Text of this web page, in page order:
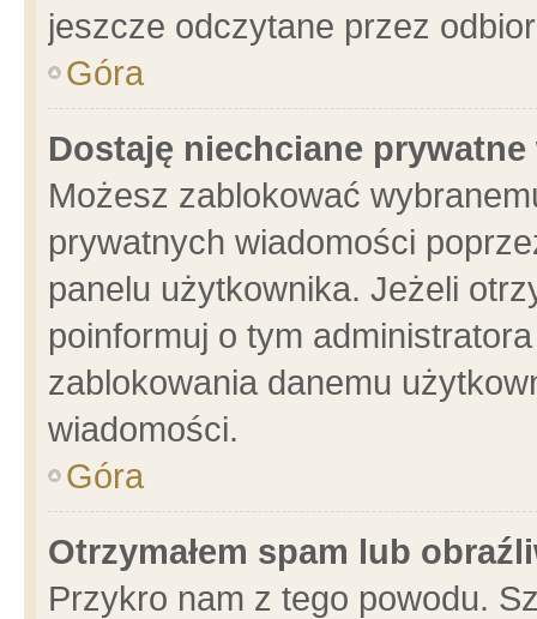
jeszcze odczytane przez
Góra
Dostaję niechciane
Możesz zablokować
prywatnych wiadomości
panelu użytkownika. Jeżeli
poinformuj o tym
zablokowania danemu
wiadomości.
Góra
Otrzymałem spam lub
Przykro nam z tego powodu.